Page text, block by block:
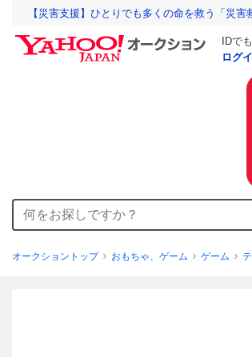
【災害支援】ひとりでも多くの命を救う「災害
IDで
ログ
オークショントップ おもちゃ、ゲーム ゲーム